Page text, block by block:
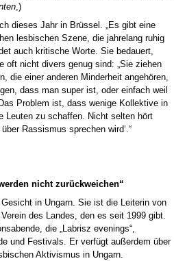
,)
dieses Jahr in Brüssel. „Es gibt eine
lesbischen Szene, die jahrelang ruhig
auch kritische Worte. Sie bedauert,
oft nicht divers genug sind: „Sie ziehen
die einer anderen Minderheit angehören,
dass man super ist, oder einfach weil
Problem ist, dass wenige Kollektive in
Leuten zu schaffen. Nicht selten hört
Rassismus sprechen wird‘.“
nicht zurückweichen“
in Ungarn. Sie ist die Leiterin von
des Landes, den es seit 1999 gibt.
die „Labrisz evenings“,
und Festivals. Er verfügt außerdem über
Aktivismus in Ungarn.